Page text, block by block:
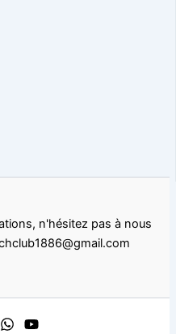
n'hésitez pas à nous